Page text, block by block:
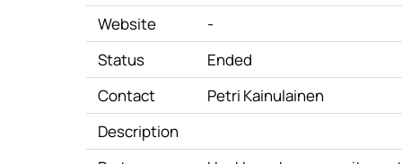
Website
-
Status
Ended
Contact
Petri Kainulainen
Description